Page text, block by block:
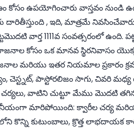
ఉపయోగించారు వాస్తవం నుండి
దారితీస్తుంది , ఇది, మాత్రమే
వార్త 1111వ సంవత్సరంలో ఉంది.
కోసం ఒక మానవ స్థిరనివాసం యొక్క
మరియు ఇతర నియమాల ప్రకారం
చెస్ట్నట్, పాస్టోరలిజం సాగు, చివరి
చర్యలు, వాటిని చుట్టూ మేము మొదటి
మారిపోయింది: క్వారీల చర్య
కొన్ని కుటుంబాలు, క్రొత్త